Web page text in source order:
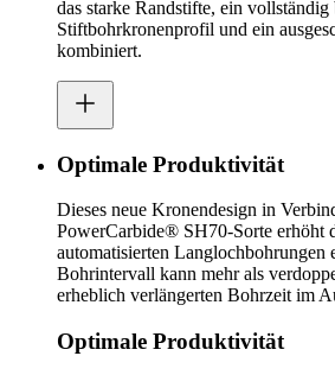
das starke Randstifte, ein vollständig
Stiftbohrkronenprofil und ein
kombiniert.
Optimale Produktivität
Dieses neue Kronendesign in
PowerCarbide® SH70-Sorte erhöht
automatisierten Langlochbohrungen
Bohrintervall kann mehr als
erheblich verlängerten Bohrzeit im
Optimale Produktivität